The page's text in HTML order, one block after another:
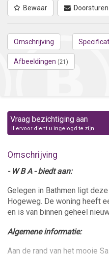
Bewaar Doorsturen
Omschrijving
Afbeeldingen (21)
Vraag bezichtiging aan
Hiervoor dient u ingelogd te zijn
Omschrijving
- W B A - biedt aan:
Gelegen in Bathmen ligt
Hogeweg. De woning heeft
en is van binnen geheel
Algemene informatie:
Aan de rand van het mooie